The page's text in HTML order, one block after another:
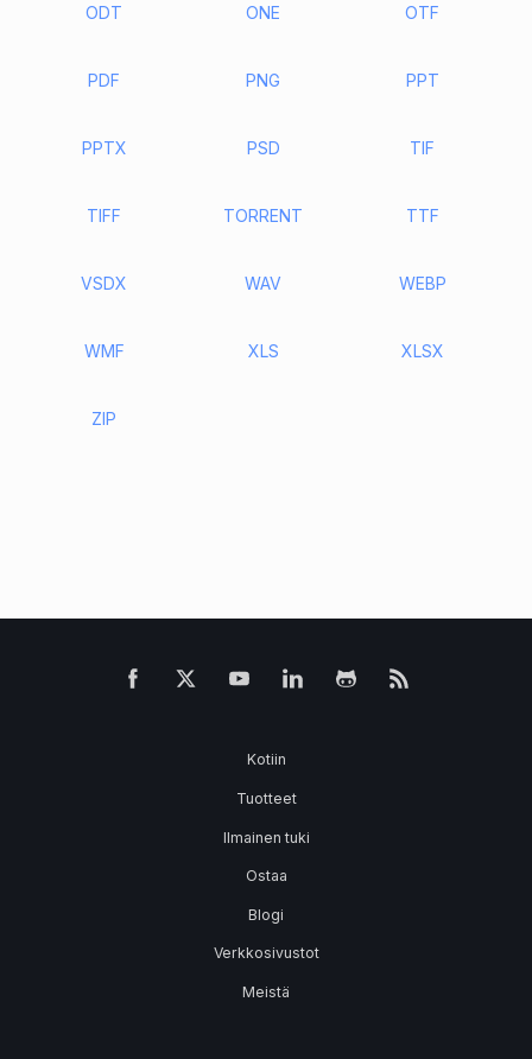
ODT ONE OTF
PDF PNG PPT
PPTX PSD TIF
TIFF TORRENT TTF
VSDX WAV WEBP
WMF XLS XLSX
ZIP
Kotiin
Tuotteet
Ilmainen tuki
Ostaa
Blogi
Verkkosivustot
Meistä